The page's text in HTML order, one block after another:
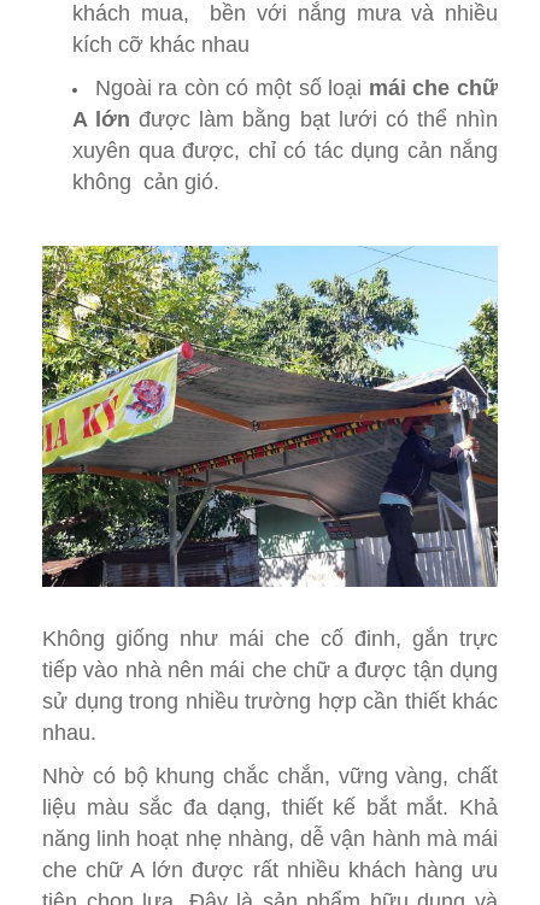
khách mua, bền với nắng mưa và nhiều
kích cỡ khác nhau
Ngoài ra còn có một số loại mái che chữ
A lớn được làm bằng bạt lưới có thể nhìn
xuyên qua được, chỉ có tác dụng cản nắng
không cản gió.
Không giống như mái che cố đinh, gắn trực
tiếp vào nhà nên mái che chữ a được tận dụng
sử dụng trong nhiều trường hợp cần thiết khác
nhau.
Nhờ có bộ khung chắc chắn, vững vàng, chất
liệu màu sắc đa dạng, thiết kế bắt mắt. Khả
năng linh hoạt nhẹ nhàng, dễ vận hành mà mái
che chữ A lớn được rất nhiều khách hàng ưu